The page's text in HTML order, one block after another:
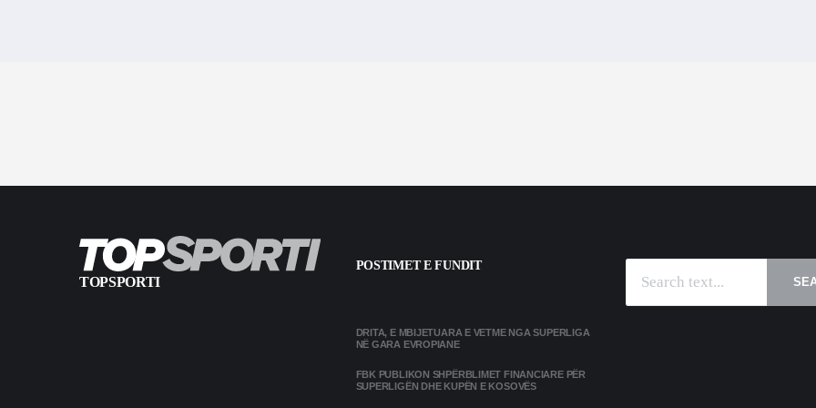
TOPSPORTI
POSTIMET E FUNDIT
DRITA, E MBIJETUARA E VETME NGA SUPERLIGA
NË GARA EVROPIANE
FBK PUBLIKON SHPËRBLIMET FINANCIARE PËR
SUPERLIGËN DHE KUPËN E KOSOVËS